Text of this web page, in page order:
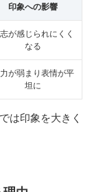
印象への影響
が感じられにくく
なる
が弱まり表情が平
坦に
は印象を大きく